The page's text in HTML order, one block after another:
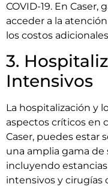
COVID-19. En
acceder a la
los costos
3.
Intensivos
La hospitalización y
aspectos críticos en
Caser, puedes estar
una amplia gama de
incluyendo
intensivos y cirugías